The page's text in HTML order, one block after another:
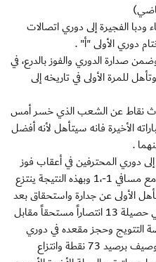
كلباء ودبا الفجيرة إلى دوري اتصالات
دوري الأولى "أ" .
رصيده إلى 43 نقطة وضمن صدارة الدوري والفوز بالدرع، في
للمرة الأولى في تاريخه إلى
نقطة بفارق ثلاث نقاط عن الشعب الذي خسر أمس
الأخيرة فانه سيتأهل لأنه أفضل
.
دوري المحترفين في أعقاب فوز
الأول على العروبة 4-1 وتعادل الثاني مع مسافي 1-،1 وبهذه النتيجة ينتزع
الأولى عن جدارة واستحقاق بعد
أن جمع الفريق في رصيده 43 نقطة هي حصيلة 13 انتصاراً مستحقاً مقابل
التتويج وحجز مقعده في دوري
الأضواء والشهرة ليرافقه دبا الفجيرة الوصيف برصيد 73 نقطة وانتزاع